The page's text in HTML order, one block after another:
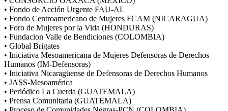
• Fondo de Acción Urgente FAU-AL
• Fondo Centroamericano de Mujeres FCAM (NICARAGUA)
• Foro de Mujeres por la Vida (HONDURAS)
• Fundacion Valle de Bendiciones (COLOMBIA)
• Global Brigates
• Iniciativa Mesoamericana de Mujeres Defensoras de Derechos
Humanos (IM-Defensoras)
• Iniciativa Nicaragüense de Defensoras de Derechos Humanos
• JASS-Mesoamérica
• Periódico La Cuerda (GUATEMALA)
• Prensa Comunitaria (GUATEMALA)